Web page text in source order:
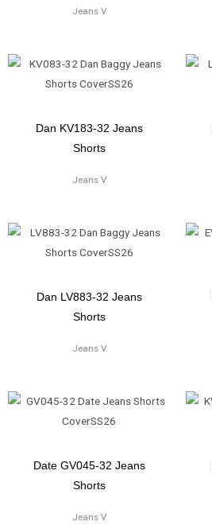
Jeans V
Dan KV183-32 Jeans
Shorts
Jeans V
Dan LV883-32 Jeans
Shorts
Jeans V
Date GV045-32 Jeans
Shorts
Jeans V